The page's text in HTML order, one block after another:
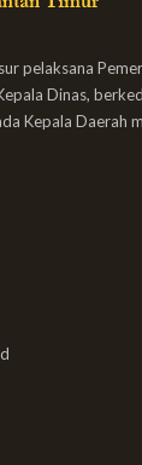
pelaksana
Dinas,
Kepala Daerah